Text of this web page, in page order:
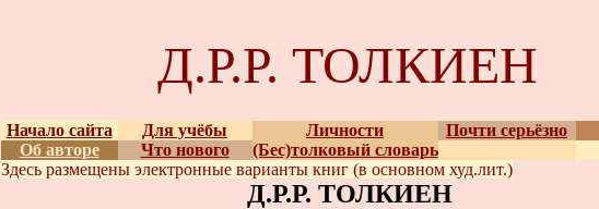
Д.Р.Р. ТОЛКИЕН
Начало сайта Для учёбы Личности Почти серьёзно
Об авторе
Что нового (Бес)толковый словарь
Здесь размещены электронные варианты книг (в основном худ.лит.)
Д.Р.Р. ТОЛКИЕН